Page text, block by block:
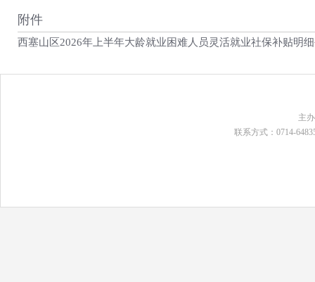
附件
西塞山区2026年上半年大龄就业困难人员灵活就业社保补贴明
主
联系方式：0714-